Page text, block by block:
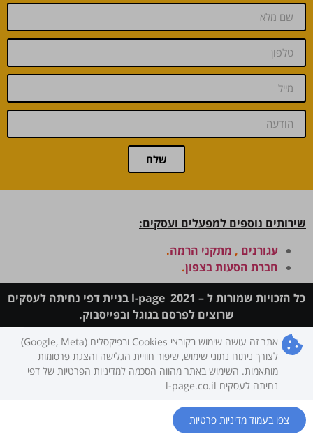
שלח
שירותים נוספים למפעלים ועסקים:
עגורנים , מתקני הרמה.
חברת הסעות בצפון.
כל הזכויות שמורות ל – l-page 2021 בניית דפי נחיתה לעסקים
שרוצים לפרסם בגוגל ובפייסבוק.
דף זה ניבנה ע"יL-Page.co.ilמערכתדפי נחיתה חכמים
לעסקים
אתר זה עושה שימוש בקובצי Cookies ובפיקסלים (Google, Meta)
לצורך ניתוח נתוני שימוש, שיפור חוויית הגלישה והצגת פרסומות
מותאמות. השימוש באתר מהווה הסכמה למדיניות הפרטיות של דפי
נחיתה לעסקים l-page.co.il
צפו בעמוד מדיניות פרטיות